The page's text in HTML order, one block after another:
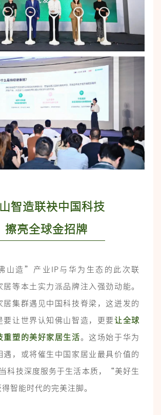
智造联袂中国科技
擦亮全球金招牌
山造”产业IP与华为生态的此次联
等本土实力派品牌注入强劲动能。
居集群遇见中国科技脊梁，这迸发的
要让世界认知佛山智造，更要让全球
重塑的美好家居生活。这场始于华为
遇，或将催生中国家居业最具价值的
科技深度服务于生活本质，“美好生
智能时代的完美注脚。